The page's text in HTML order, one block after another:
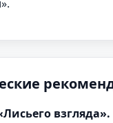
взгляда».